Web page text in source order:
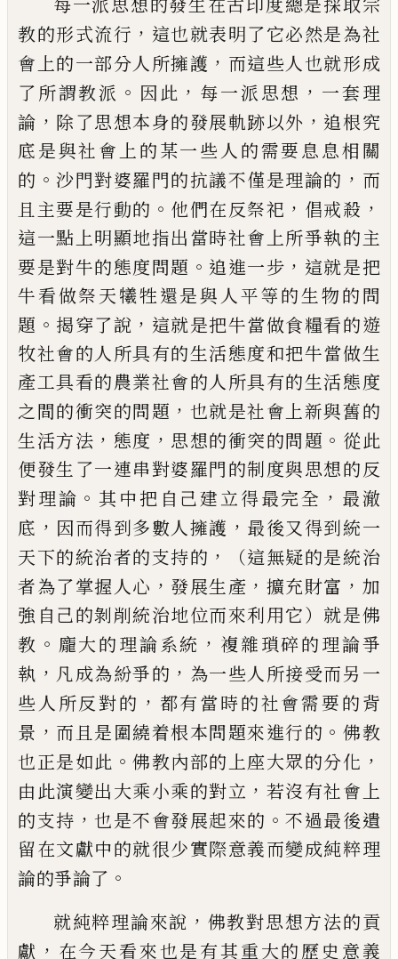
每一派思想的發生在古印度總是採取宗
教的形式流行 ， 這也就表明了它必然是為社
會上的一部分人所擁護 ， 而這些人也就形成
了所謂教派 。 因此 ， 每一派思想 ， 一套理
論 ， 除了思想本身的發展軌跡以外 ， 追根究
底是與社會上的某一些人的需要息息相關
的 。沙門對婆羅門的抗議不僅是理論的 ， 而
且主要是行動的 。 他們在反祭祀 ， 倡戒殺 ，
這一點上明顯地指出當時社會上所爭執的主
要是對牛的態度問題 。 追進一步 ， 這就是把
牛看做祭天犧牲還是與人平等的生物的問
題 。 揭穿了說 ， 這就是把牛當做食糧看的遊
牧社會的人所具有的生活態度和把牛當做生
產工具看的農業社會的人所具有的生活態度
之間的衝突的問題 ， 也就是社會 上新與舊的
生活方法 ， 態度 ， 思想的衝突的問題 。 從此
便發生了一連串對婆羅門的制度與思想的反
對理論 。其中把 自己建立得最完全 ， 最澈
底 ， 因而得到多數人擁護 ， 最後又得到統一
天下的統治者的支持的 ，
（這無疑的是統治
者為了掌握人心 ， 發展生產 ， 擴充財富 ， 加
強自己的剝削統治地位而來利用它）就是佛
教 。 龐大的理論系統 ， 複雜瑣碎的理論爭
執 ， 凡成為紛爭的 ， 為一些人所接受而另一
些人所反對的 ， 都有當時的社會需要的背
景 ， 而且是圍繞着根本問題來進行的 。 佛教
也正是如此 。佛教內部的上座大眾的分化 ，
由此演變出大乘小乘的對立 ， 若沒有社會上
的支持 ，也是不會發展起來的 。不過最後遺
留在文獻中的就很少實際意義而變成純粹理
論的爭論了 。
就純粹理論來說 ， 佛教對思想方法的貢
獻 ， 在今天看來也是有其重大的歷史意義